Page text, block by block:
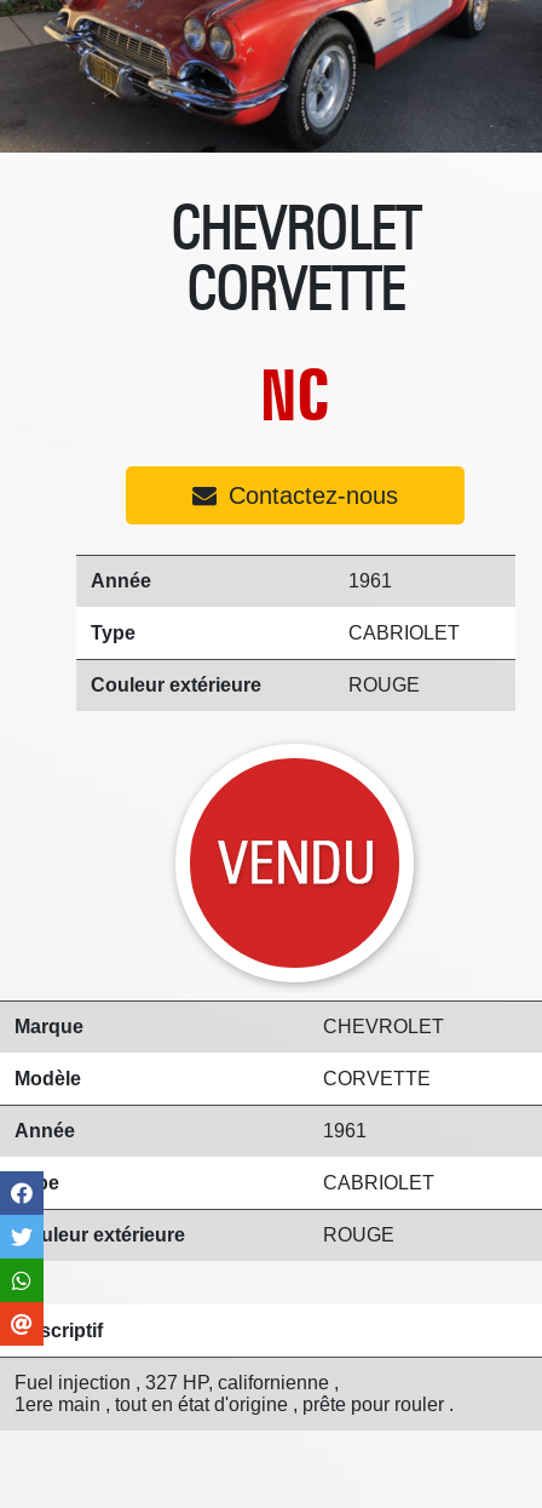
CHEVROLET
CORVETTE
NC
Contactez-nous
Année 1961
Type CABRIOLET
Couleur extérieure ROUGE
Marque CHEVROLET
Modèle CORVETTE
Année 1961
Type CABRIOLET
Couleur extérieure ROUGE
Descriptif
Fuel injection , 327 HP, californienne ,
1ere main , tout en état d'origine , prête pour rouler .